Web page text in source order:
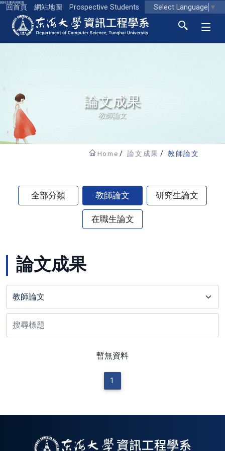
跳到主要內容區塊
回首頁 網站地圖 Prospective Students Select Language ▼
東海大學logo
論文成果
教師論文
Home 論文成果 教師論文
全部分類 教師論文 研究生論文
在職生論文
論文成果
暫無資料
1